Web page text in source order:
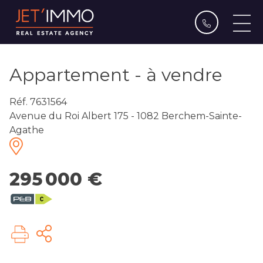
Appartement - à vendre
Réf. 7631564
Avenue du Roi Albert 175 - 1082 Berchem-Sainte-
Agathe
295 000 €